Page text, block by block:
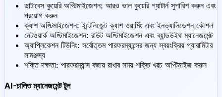
ডাটাবেস কুয়েরি অপ্টিমাইজেশন: আরও ভাল কুয়েরি প্যাটার্ন সুপারিশ করুন এবং
প্রয়োগ করুন
ক্যাশ অপ্টিমাইজেশন: ইন্টেলিজেন্ট ক্যাশ ওয়ার্মিং এবং ইনভ্যালিডেশন কৌশল
নেটওয়ার্ক অপ্টিমাইজেশন: রাউট অপ্টিমাইজেশন এবং ব্যান্ডউইথ ম্যানেজমেন্ট
অ্যাপ্লিকেশন টিউনিং: সর্বোত্তম পারফরম্যান্সের জন্য স্বয়ংক্রিয় প্যারামিটার
সামঞ্জস্য
শক্তি দক্ষতা: পারফরম্যান্স বজায় রাখার সময় শক্তি খরচ অপ্টিমাইজ করুন
AI-চালিত ম্যানেজমেন্ট টুল